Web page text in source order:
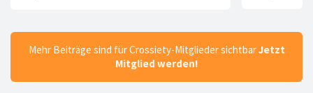
Mehr Beiträge sind für Crossiety-Mitglieder sichtbarJetzt
Mitglied werden!